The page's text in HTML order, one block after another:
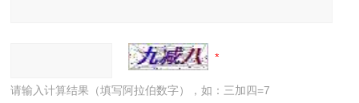
请输入计算结果（填写阿拉伯数字），如：三加四=7